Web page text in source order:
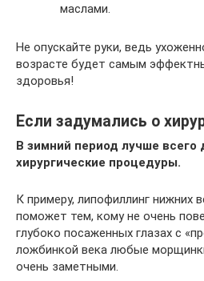
маслами.
Не опускайте руки, ведь
возрасте будет самым
здоровья!
Если задумались о
В зимний период лучше всего
хирургические процедуры.
К примеру, липофиллинг нижних
поможет тем, кому не очень
глубоко посаженных глазах с
ложбинкой века любые
очень заметными.